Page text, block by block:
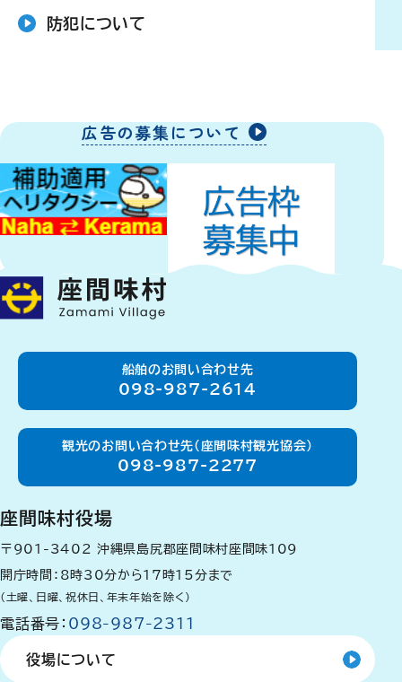
防犯について
広告の募集について
船舶のお問い合わせ先
098-987-2614
観光のお問い合わせ先（座間味村観光協会）
098-987-2277
座間味村役場
〒901-3402 沖縄県島尻郡座間味村座間味109
開庁時間：8時30分から17時15分まで
（土曜、日曜、祝休日、年末年始を除く）
電話番号： 098-987-2311
役場について